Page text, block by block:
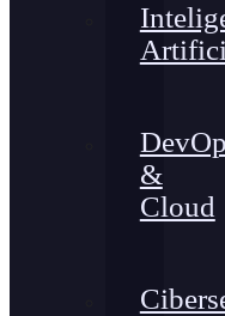
&
Cloud